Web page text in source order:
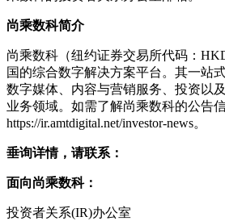
尚乘数科简介
尚乘数科（纽约证券交易所代码：
国的综合数字解决方案平台。其一站
数字媒体、内容与营销服务、投资以
业务领域。如需了解尚乘数科的公告
https://ir.amtdigital.net/investor-news。
垂询详情，请联系：
面向尚乘数科：
投资者关系(IR)办公室